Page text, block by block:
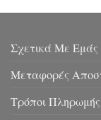
Σχετικά Με Εμάς
Μεταφορές
Τρόποι Πληρωμής